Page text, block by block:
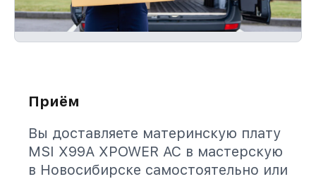
Приём
Вы доставляете материнскую плату
MSI X99A XPOWER AC в мастерскую
в Новосибирске самостоятельно или